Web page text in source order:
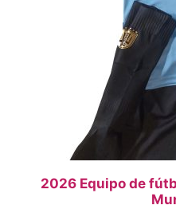
2026 Equipo de